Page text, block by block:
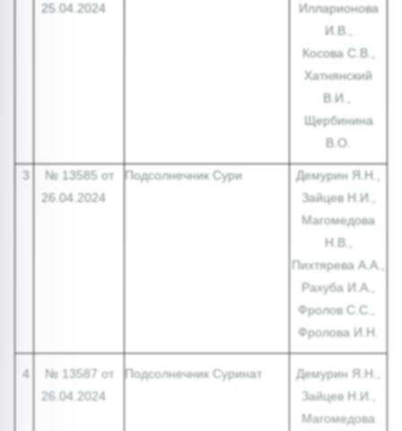
25.04.2024
Илларионова
И.В.,
Косова С.В.,
Хатнянский
В.И.,
Щербинина
В.О.
3
№ 13585 от
26.04.2024
Подсолнечник Сури
Демурин Я.Н.,
Зайцев Н.И.,
Магомедова
Н.В.,
Пихтярева А.А.,
Рахуба И.А.,
Фролов С.С.,
Фролова И.Н.
4
№ 13587 от
26.04.2024
Подсолнечник Суринат
Демурин Я.Н.,
Зайцев Н.И.,
Магомедова